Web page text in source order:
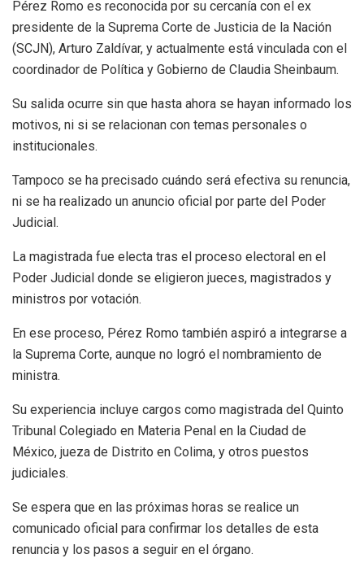
Pérez Romo es reconocida por su cercanía con el ex
presidente de la Suprema Corte de Justicia de la Nación
(SCJN), Arturo Zaldívar, y actualmente está vinculada con el
coordinador de Política y Gobierno de Claudia Sheinbaum.
Su salida ocurre sin que hasta ahora se hayan informado los
motivos, ni si se relacionan con temas personales o
institucionales.
Tampoco se ha precisado cuándo será efectiva su renuncia,
ni se ha realizado un anuncio oficial por parte del Poder
Judicial.
La magistrada fue electa tras el proceso electoral en el
Poder Judicial donde se eligieron jueces, magistrados y
ministros por votación.
En ese proceso, Pérez Romo también aspiró a integrarse a
la Suprema Corte, aunque no logró el nombramiento de
ministra.
Su experiencia incluye cargos como magistrada del Quinto
Tribunal Colegiado en Materia Penal en la Ciudad de
México, jueza de Distrito en Colima, y otros puestos
judiciales.
Se espera que en las próximas horas se realice un
comunicado oficial para confirmar los detalles de esta
renuncia y los pasos a seguir en el órgano.